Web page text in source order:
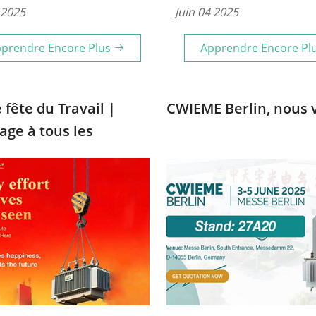
Encore Plus
chaleureusement sur le
27A20. Explorons
l'avenir de l'industrie
Juin 04 2025
Apprendre Encore
fête du Travail |
à tous les
CWIEME Berlin, nous